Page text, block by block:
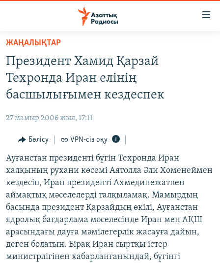
Skip
main
content
Skip
main
Navigation
Search
САЯСАТ
AZATTYQTV
АДАМ ҚҰҚЫҚТАРЫ
ӘЛЕУМЕТ
ӘЛЕМ
АРНАЙЫ ЖОБАЛАР
Русский
ЖАЗЫЛЫҢЫЗ
ЖАҢАЛЫҚТАР
Президент Хамид Қарзай
Техронда Иран елінің
басшылығымен кездеспек
27 мамыр 2006 жыл, 17:11
Бөлісу VPN-сіз оқу
Ауғанстан президенті бүгін Техронда Иран
халқының рухани көсемі Аятолла Әли Хоменеймен
кездесіп, Иран президенті Ахмединежатпен
аймақтық мәселелерді талқыламақ. Мамырдың
басында президент Қарзайдың өкілі, Ауғанстан
ядролық бағдарлама мәселесінде Иран мен АҚШ
арасындағы дауға мәмілегерлік жасауға дайын,
деген болатын. Бірақ Иран сыртқы істер
министрлігінен хабарланғанындай, бүгінгі